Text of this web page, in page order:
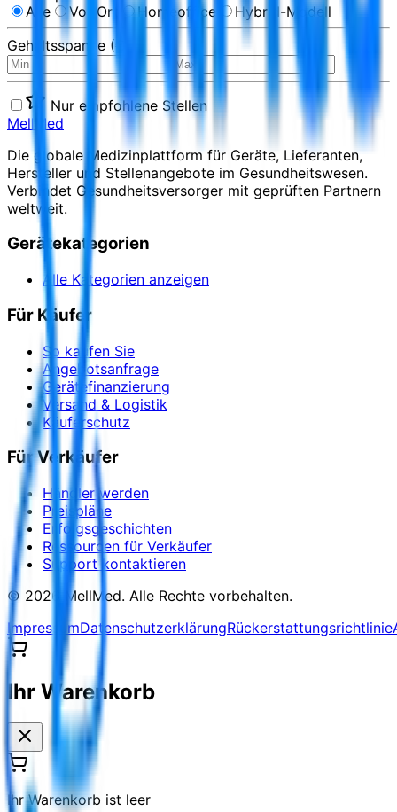
Alle
Vor Ort Homeoffice
Hybrid-Modell
Gehaltsspanne (€)
Nur empfohlene Stellen
MellMed
Die globale Medizinplattform für Geräte, Lieferanten,
Hersteller und Stellenangebote im Gesundheitswesen.
Verbindet Gesundheitsversorger mit geprüften Partnern
weltweit.
Gerätekategorien
Alle Kategorien anzeigen
Für Käufer
So kaufen Sie
Angebotsanfrage
Gerätefinanzierung
Versand & Logistik
Käuferschutz
Für Verkäufer
Händler werden
Preispläne
Erfolgsgeschichten
Ressourcen für Verkäufer
Support kontaktieren
© 2026 MellMed. Alle Rechte vorbehalten.
ImpressumDatenschutzerklärungRückerstattungsrichtlinie
Ihr Warenkorb
Ihr Warenkorb ist leer